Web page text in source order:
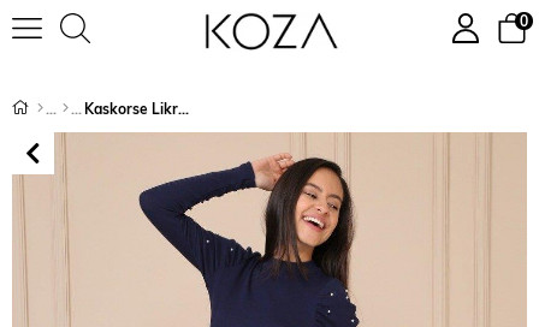
0
Kaskorse Likralı Zıbın 8478